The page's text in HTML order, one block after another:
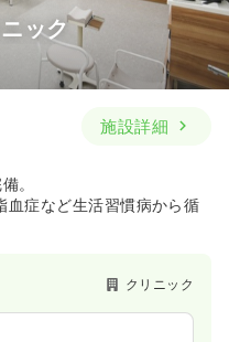
一時募集休止
円以上可
ック
施設詳細
。
症など生活習慣病から循
クリニック